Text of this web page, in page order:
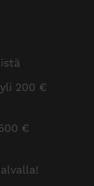
200 €
€